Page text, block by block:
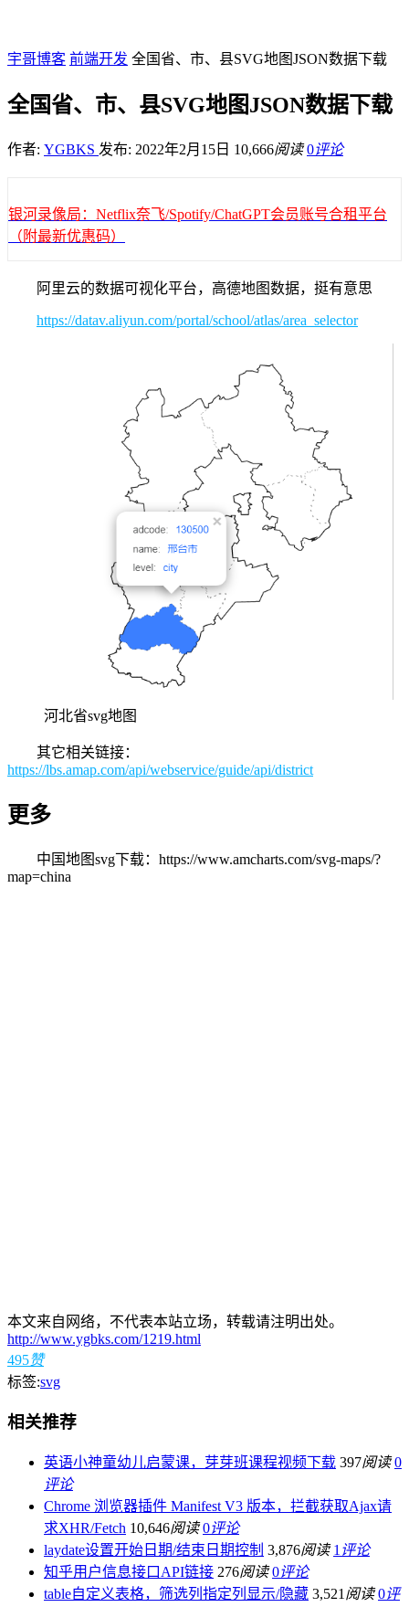
宇哥博客 前端开发 全国省、市、县SVG地图JSON数据下载
全国省、市、县SVG地图JSON数据下载
作者: YGBKS 发布: 2022年2月15日 10,666阅读 0评论
银河录像局：Netflix奈飞/Spotify/ChatGPT会员账号合租平台
（附最新优惠码）
阿里云的数据可视化平台，高德地图数据，挺有意思
https://datav.aliyun.com/portal/school/atlas/area_selector
河北省svg地图
其它相关链接：
https://lbs.amap.com/api/webservice/guide/api/district
更多
中国地图svg下载：https://www.amcharts.com/svg-maps/?
map=china
本文来自网络，不代表本站立场，转载请注明出处。
http://www.ygbks.com/1219.html
495赞
标签:svg
相关推荐
英语小神童幼儿启蒙课，芽芽班课程视频下载 397阅读 0
评论
Chrome 浏览器插件 Manifest V3 版本，拦截获取Ajax请
求XHR/Fetch 10,646阅读 0评论
laydate设置开始日期/结束日期控制 3,876阅读 1 评论
知乎用户信息接口API链接 276阅读 0评论
table自定义表格，筛选列指定列显示/隐藏 3,521 阅读 0评